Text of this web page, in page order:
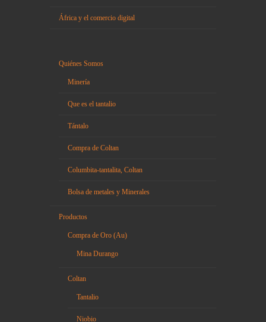
África y el comercio digital
Quiénes Somos
Minería
Que es el tantalio
Tántalo
Compra de Coltan
Columbita-tantalita, Coltan
Bolsa de metales y Minerales
Productos
Compra de Oro (Au)
Mina Durango
Coltan
Tantalio
Niobio